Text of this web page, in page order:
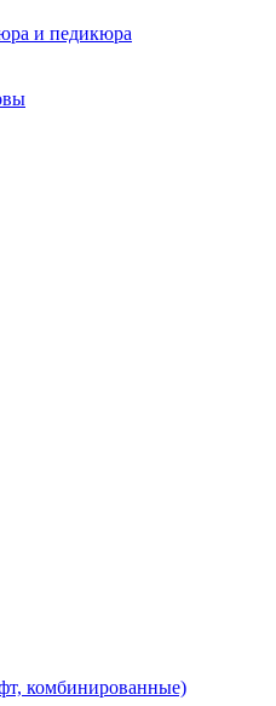
и педикюра
комбинированные)